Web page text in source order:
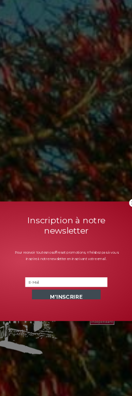
Inscription à notre
newsletter
Pour recevoir toutes nos offres et promotions, n'hésitez pas à vous
inscrire à notre newsletter en inscrivant votre email.